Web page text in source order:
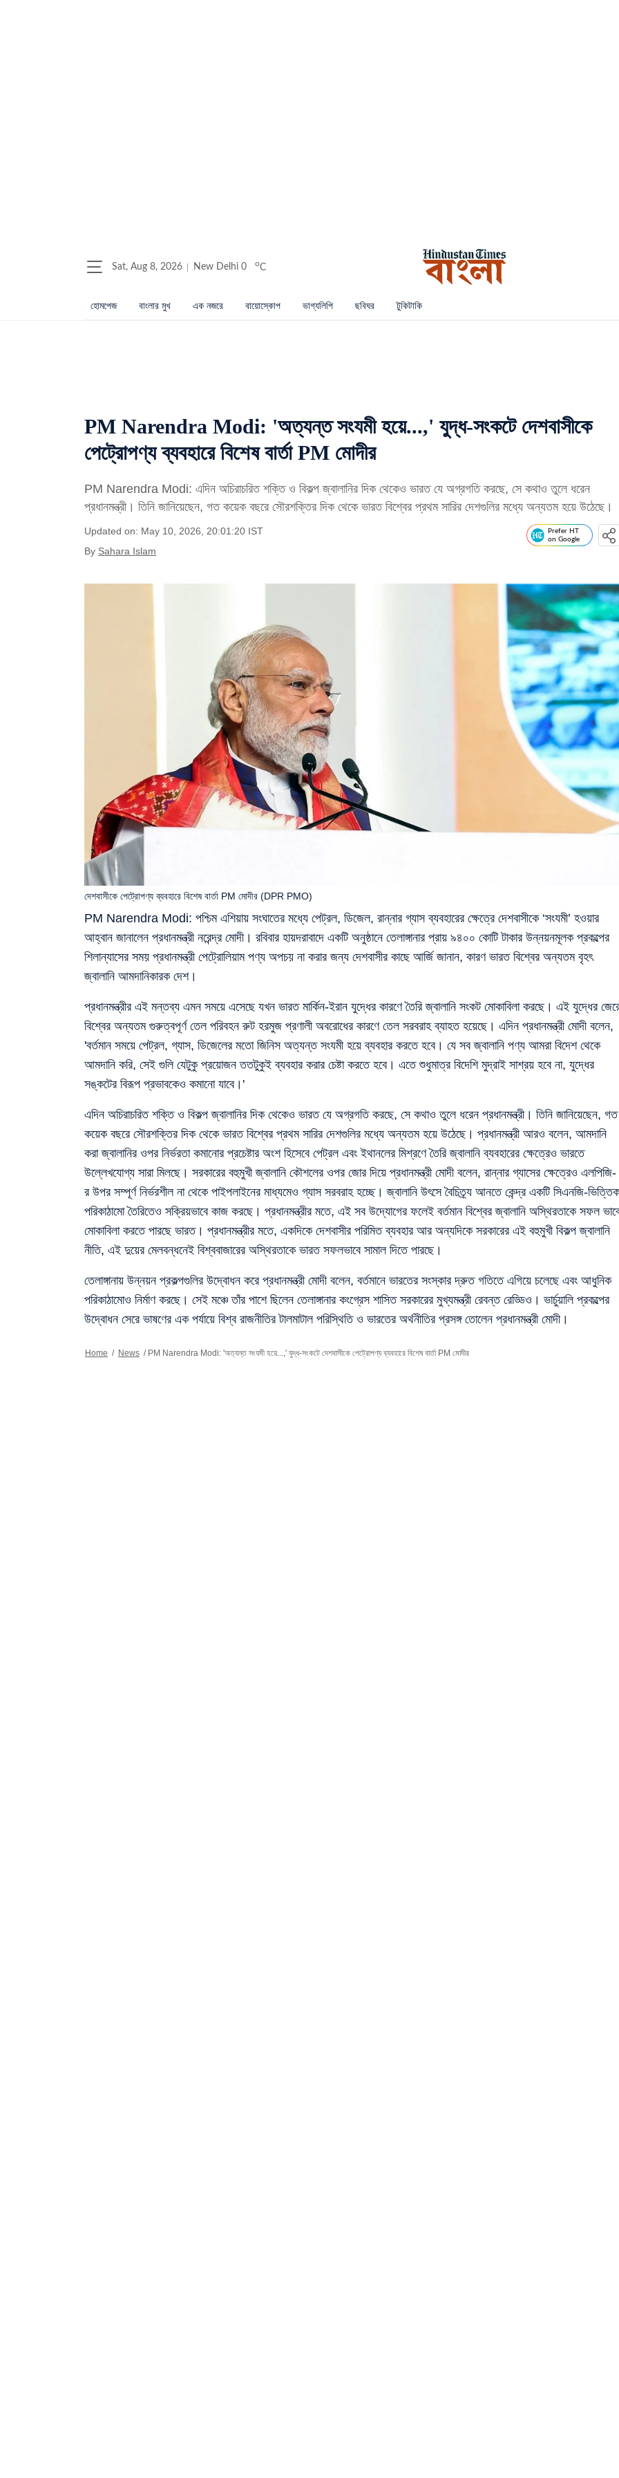
Sat, Aug 8, 2026 New Delhi 0 oC
হোমপেজ বাংলার মুখ এক নজরে বায়োস্কোপ ভাগ্যলিপি ছবিঘর টুকিটাকি
PM Narendra Modi: 'অত্যন্ত সংযমী হয়ে...,' যুদ্ধ-সংকটে দেশবাসীকে
পেট্রোপণ্য ব্যবহারে বিশেষ বার্তা PM মোদীর
PM Narendra Modi: এদিন অচিরাচরিত শক্তি ও বিকল্প জ্বালানির দিক থেকেও ভারত যে অগ্রগতি করছে, সে কথাও তুলে ধরেন
প্রধানমন্ত্রী। তিনি জানিয়েছেন, গত কয়েক বছরে সৌরশক্তির দিক থেকে ভারত বিশ্বের প্রথম সারির দেশগুলির মধ্যে অন্যতম হয়ে উঠেছে।
Updated on: May 10, 2026, 20:01:20 IST
By Sahara Islam
Prefer HT
on Google
PM Narendra Modi: পশ্চিম এশিয়ায় সংঘাতের মধ্যে পেট্রল, ডিজেল, রান্নার গ্যাস ব্যবহারের ক্ষেত্রে দেশবাসীকে ‘সংযমী’ হওয়ার
আহ্বান জানালেন প্রধানমন্ত্রী নরেন্দ্র মোদী। রবিবার হায়দরাবাদে একটি অনুষ্ঠানে তেলাঙ্গানার প্রায় ৯৪০০ কোটি টাকার উন্নয়নমূলক প্রকল্পের
শিলান্যাসের সময় প্রধানমন্ত্রী পেট্রোলিয়াম পণ্য অপচয় না করার জন্য দেশবাসীর কাছে আর্জি জানান, কারণ ভারত বিশ্বের অন্যতম বৃহৎ
জ্বালানি আমদানিকারক দেশ।
দেশবাসীকে পেট্রোপণ্য ব্যবহারে বিশেষ বার্তা PM মোদীর (DPR PMO)
প্রধানমন্ত্রীর এই মন্তব্য এমন সময়ে এসেছে যখন ভারত মার্কিন-ইরান যুদ্ধের কারণে তৈরি জ্বালানি সংকট মোকাবিলা করছে। এই যুদ্ধের
বিশ্বের অন্যতম গুরুত্বপূর্ণ তেল পরিবহন রুট হরমুজ প্রণালী অবরোধের কারণে তেল সরবরাহ ব্যাহত হয়েছে। এদিন প্রধানমন্ত্রী মোদী বলেন,
'বর্তমান সময়ে পেট্রল, গ্যাস, ডিজেলের মতো জিনিস অত্যন্ত সংযমী হয়ে ব্যবহার করতে হবে। যে সব জ্বালানি পণ্য আমরা বিদেশ থেকে
আমদানি করি, সেই গুলি যেটুকু প্রয়োজন ততটুকুই ব্যবহার করার চেষ্টা করতে হবে। এতে শুধুমাত্র বিদেশি মুদ্রাই সাশ্রয় হবে না, যুদ্ধের
সঙ্কটের বিরূপ প্রভাবকেও কমানো যাবে।'
এদিন অচিরাচরিত শক্তি ও বিকল্প জ্বালানির দিক থেকেও ভারত যে অগ্রগতি করছে, সে কথাও তুলে ধরেন প্রধানমন্ত্রী। তিনি জানিয়েছেন, গত
কয়েক বছরে সৌরশক্তির দিক থেকে ভারত বিশ্বের প্রথম সারির দেশগুলির মধ্যে অন্যতম হয়ে উঠেছে। প্রধানমন্ত্রী আরও বলেন, আমদানি
করা জ্বালানির ওপর নির্ভরতা কমানোর প্রচেষ্টার অংশ হিসেবে পেট্রল এবং ইথানলের মিশ্রণে তৈরি জ্বালানি ব্যবহারের ক্ষেত্রেও ভারতে
উল্লেখযোগ্য সারা মিলছে। সরকারের বহুমুখী জ্বালানি কৌশলের ওপর জোর দিয়ে প্রধানমন্ত্রী মোদী বলেন, রান্নার গ্যাসের ক্ষেত্রেও এলপিজি-
র উপর সম্পূর্ণ নির্ভরশীল না থেকে পাইপলাইনের মাধ্যমেও গ্যাস সরবরাহ হচ্ছে। জ্বালানি উৎসে বৈচিত্র্য আনতে কেন্দ্র একটি সিএনজি-ভিত্তিক
পরিকাঠামো তৈরিতেও সক্রিয়ভাবে কাজ করছে। প্রধানমন্ত্রীর মতে, এই সব উদ্যোগের ফলেই বর্তমান বিশ্বের জ্বালানি অস্থিরতাকে সফল
মোকাবিলা করতে পারছে ভারত। প্রধানমন্ত্রীর মতে, একদিকে দেশবাসীর পরিমিত ব্যবহার আর অন্যদিকে সরকারের এই বহুমুখী বিকল্প জ্বালানি
নীতি, এই দুয়ের মেলবন্ধনেই বিশ্ববাজারের অস্থিরতাকে ভারত সফলভাবে সামাল দিতে পারছে।
তেলাঙ্গানায় উন্নয়ন প্রকল্পগুলির উদ্বোধন করে প্রধানমন্ত্রী মোদী বলেন, বর্তমানে ভারতের সংস্কার দ্রুত গতিতে এগিয়ে চলেছে এবং আধুনিক
পরিকাঠামোও নির্মাণ করছে। সেই মঞ্চে তাঁর পাশে ছিলেন তেলাঙ্গানার কংগ্রেস শাসিত সরকারের মুখ্যমন্ত্রী রেবন্ত রেড্ডিও। ভার্চুয়ালি প্রকল্পের
উদ্বোধন সেরে ভাষণের এক পর্যায়ে বিশ্ব রাজনীতির টালমাটাল পরিস্থিতি ও ভারতের অর্থনীতির প্রসঙ্গ তোলেন প্রধানমন্ত্রী মোদী।
Home / News / PM Narendra Modi: 'অত্যন্ত সংযমী হয়ে...,' যুদ্ধ-সংকটে দেশবাসীকে পেট্রোপণ্য ব্যবহারে বিশেষ বার্তা PM মোদীর